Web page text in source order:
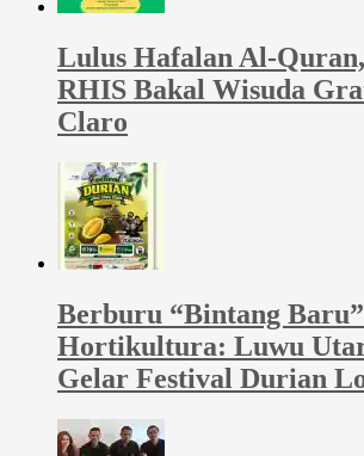
Lulus Hafalan Al-
RHIS Bakal Wisuda
Claro
Berburu “Bintang Baru”
Hortikultura: Luwu
Gelar Festival Durian